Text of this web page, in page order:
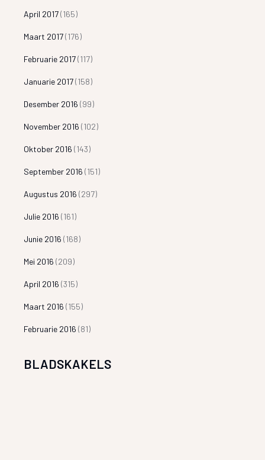
April 2017(165)
Maart 2017(176)
Februarie 2017(117)
Januarie 2017(158)
Desember 2016 (99)
November 2016 (102)
Oktober 2016 (143)
September 2016 (151)
Augustus 2016 (297)
Julie 2016 (161)
Junie 2016 (168)
Mei 2016 (209)
April 2016 (315)
Maart 2016 (155)
Februarie 2016 (81)
BLADSKAKELS